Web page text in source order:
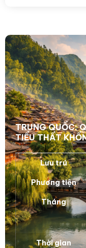
TRUNG QUỐC:
TIỂU THẤT
Lưu trú
Phương tiện
Tháng
Thời gian